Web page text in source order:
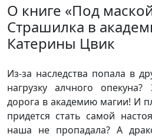
О книге «Под
Страшилка в
Катерины Цвик
Из-за наследства попала в
нагрузку алчного
дорога в академию магии! И
придется стать самой
наша не пропадала? А